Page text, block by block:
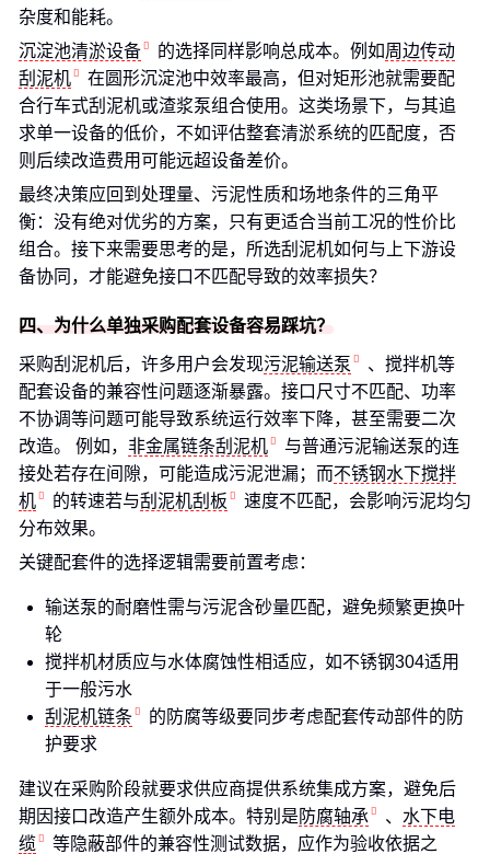
杂度和能耗。
沉淀池清淤设备
的选择同样影响总成本。例如周边传动
刮泥机
在圆形沉淀池中效率最高，但对矩形池就需要配
合行车式刮泥机或渣浆泵组合使用。这类场景下，与其追
求单一设备的低价，不如评估整套清淤系统的匹配度，否
则后续改造费用可能远超设备差价。
最终决策应回到处理量、污泥性质和场地条件的三角平
衡：没有绝对优劣的方案，只有更适合当前工况的性价比
组合。接下来需要思考的是，所选刮泥机如何与上下游设
备协同，才能避免接口不匹配导致的效率损失？
四、为什么单独采购配套设备容易踩坑？
采购刮泥机后，许多用户会发现污泥输送泵
、搅拌机等
配套设备的兼容性问题逐渐暴露。接口尺寸不匹配、功率
不协调等问题可能导致系统运行效率下降，甚至需要二次
改造。 例如， 非金属链条刮泥机
与普通污泥输送泵的连
接处若存在间隙，可能造成污泥泄漏；而不锈钢水下搅拌
机
的转速若与刮泥机刮板
速度不匹配，会影响污泥均匀
分布效果。
关键配套件的选择逻辑需要前置考虑：
输送泵的耐磨性需与污泥含砂量匹配，避免频繁更换叶
轮
搅拌机材质应与水体腐蚀性相适应，如不锈钢304适用
于一般污水
刮泥机链条
的防腐等级要同步考虑配套传动部件的防
护要求
建议在采购阶段就要求供应商提供系统集成方案，避免后
期因接口改造产生额外成本。特别是 防腐轴承 、 水下电
缆
等隐蔽部件的兼容性测试数据，应作为验收依据之